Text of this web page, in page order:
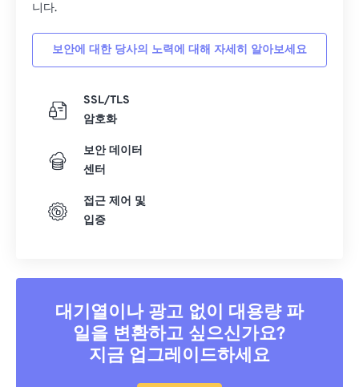
니다.
보안에 대한 당사의 노력에 대해 자세히 알아보세요
SSL/TLS
암호화
보안 데이터
센터
접근 제어 및
입증
대기열이나 광고 없이 대용량 파
일을 변환하고 싶으신가요?
지금 업그레이드하세요